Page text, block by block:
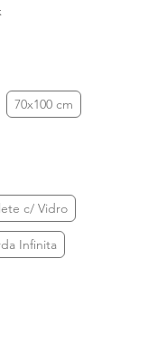
70x100 cm
c/ Vidro
Infinita